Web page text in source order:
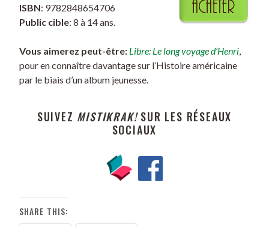
ISBN: 9782848654706
Public cible: 8 à 14 ans.
Vous aimerez peut-être: Libre: Le long voyage d’Henri,
pour en connaître davantage sur l’Histoire américaine
par le biais d’un album jeunesse.
SUIVEZ MISTIKRAK!SUR LES RÉSEAUX
SOCIAUX
SHARE THIS: